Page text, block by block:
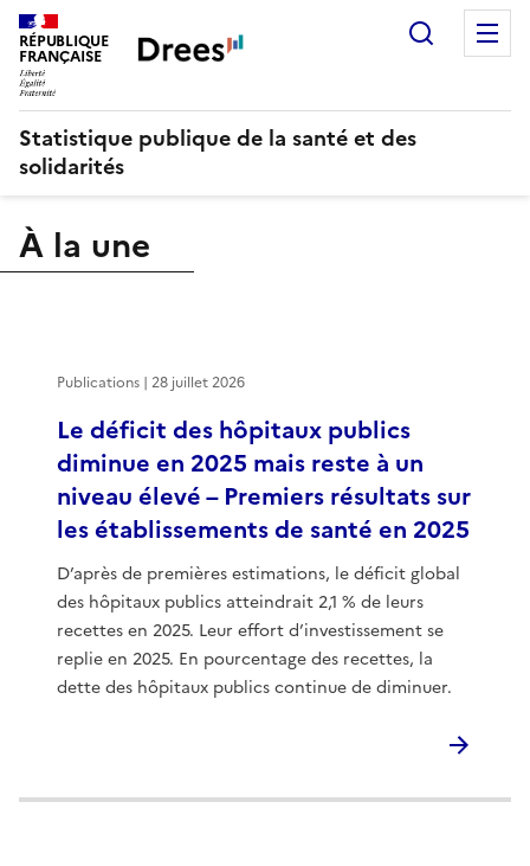
RÉPUBLIQUE
FRANÇAISE
Statistique publique de la santé et des
solidarités
À la une
Le déficit des hôpitaux publics
diminue en 2025 mais reste à un
niveau élevé – Premiers résultats sur
les établissements de santé en 2025
D’après de premières estimations, le déficit global
des hôpitaux publics atteindrait 2,1 % de leurs
recettes en 2025. Leur effort d’investissement se
replie en 2025. En pourcentage des recettes, la
dette des hôpitaux publics continue de diminuer.
Publications | 28 juillet 2026